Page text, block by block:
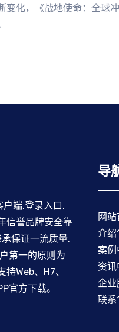
变化，《战地使命：全球
端,登录入口,
信誉品牌安全靠
保证一流质量,
第一的原则为
Web、H7、
官方下载。
导
网
介绍
案例
资讯
企业
联系